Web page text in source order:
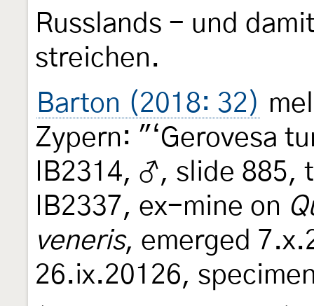
Russlands - und
streichen.
Barton (2018: 32)
Zypern: "‘Gerovesa
IB2314, ♂, slide 885,
IB2337, ex-mine on
veneris, emerged
26.ix.20126,